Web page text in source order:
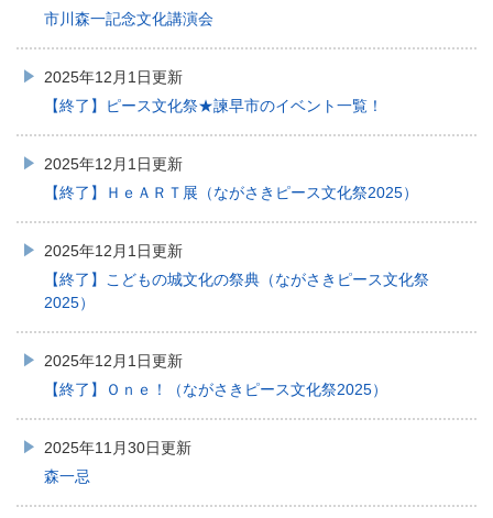
市川森一記念文化講演会
2025年12月1日更新
【終了】ピース文化祭★諫早市のイベント一覧！
2025年12月1日更新
【終了】ＨｅＡＲＴ展（ながさきピース文化祭2025）
2025年12月1日更新
【終了】こどもの城文化の祭典（ながさきピース文化祭
2025）
2025年12月1日更新
【終了】Ｏｎｅ！（ながさきピース文化祭2025）
2025年11月30日更新
森一忌